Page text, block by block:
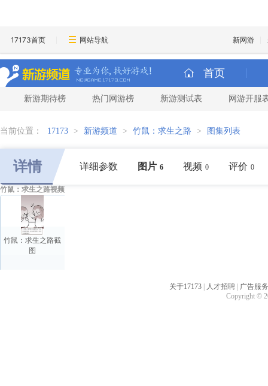
17173首页 网站导航 新网游
首页
新游期待榜 热门网游榜 新游测试表 网游开服
当前位置： 17173 > 新游频道 > 竹鼠：求生之路 > 图集列表
详情 详细参数 图片 6 视频 0 评价 0
竹鼠：求生之路视频
竹鼠：求生之路截
图
关于17173 人才招聘
广告服务
Copyright ©